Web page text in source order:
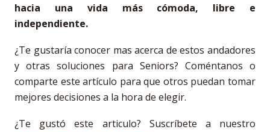
hacia una vida más cómoda, libre e
independiente.
¿Te gustaría conocer mas acerca de estos andadores
y otras soluciones para Seniors? Coméntanos o
comparte este artículo para que otros puedan tomar
mejores decisiones a la hora de elegir.
¿Te gustó este articulo? Suscríbete a nuestro